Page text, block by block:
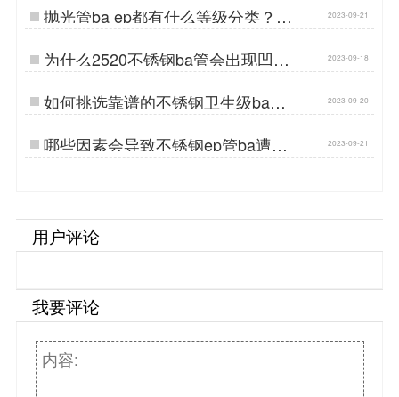
抛光管ba ep都有什么等级分类？… 2023-09-21
为什么2520不锈钢ba管会出现凹扁
的情况…
2023-09-18
如何挑选靠谱的不锈钢卫生级ba
管？…
2023-09-20
哪些因素会导致不锈钢ep管ba遭到
腐蚀？…
2023-09-21
用户评论
我要评论